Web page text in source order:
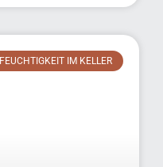
FEUCHTIGKEIT IM KELLER